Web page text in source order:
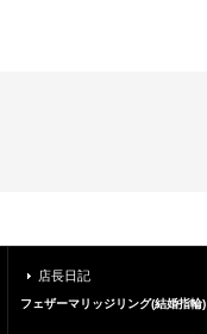
店長日記
フェザーマリッジリング(結婚指輪)